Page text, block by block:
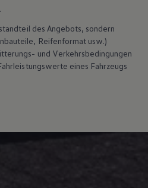
des Angebots, sondern
Reifenformat usw.)
und Verkehrsbedingungen
eines Fahrzeugs